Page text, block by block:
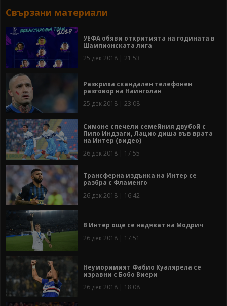
Свързани материали
УЕФА обяви откритията на годината в
Шампионската лига
25 дек 2018 | 21:53
Разкриха скандален телефонен
разговор на Наинголан
25 дек 2018 | 23:08
Симоне спечели семейния двубой с
Пипо Индзаги, Лацио диша във врата
на Интер (видео)
26 дек 2018 | 17:55
Трансферна издънка на Интер се
разбра с Фламенго
26 дек 2018 | 16:42
В Интер още се надяват на Модрич
26 дек 2018 | 17:51
Неуморимият Фабио Куалярела се
изравни с Бобо Виери
26 дек 2018 | 18:08